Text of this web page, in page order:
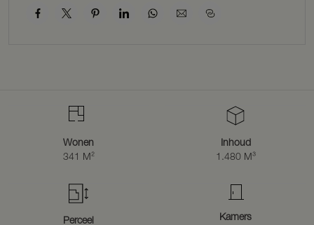
auto’s en extra opslag. Op het dak zijn tien zonnepanelen geplaatst.
De ruime oprit met boerengrind en het volledige hekwerk zorgen
WAAROM DE TOLBOOM?
De combinatie van rust, ruimte, historie en bereikbaarheid maakt
deze woonboerderij bijzonder aantrekkelijk. Hier geniet u van het
buitenleven, terwijl voorzieningen en uitvalswegen zich op korte
Wonen
341 M²
Inhoud
1.480 M³
Perceel
Kamers